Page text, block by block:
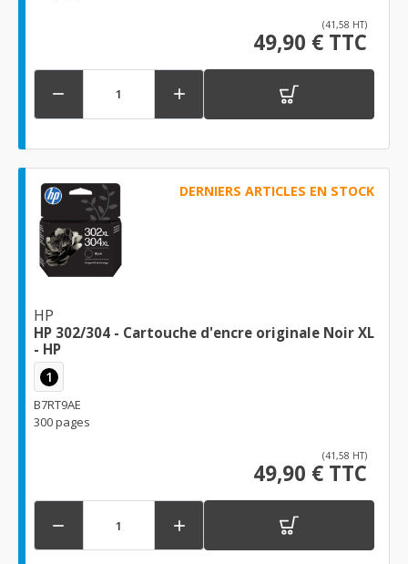
(41,58 HT)
49,90 € TTC
 
DERNIERS ARTICLES EN STOCK
HP
HP 302/304 - Cartouche d'encre originale Noir XL
- HP
1
B7RT9AE
300 pages
(41,58 HT)
49,90 € TTC
 